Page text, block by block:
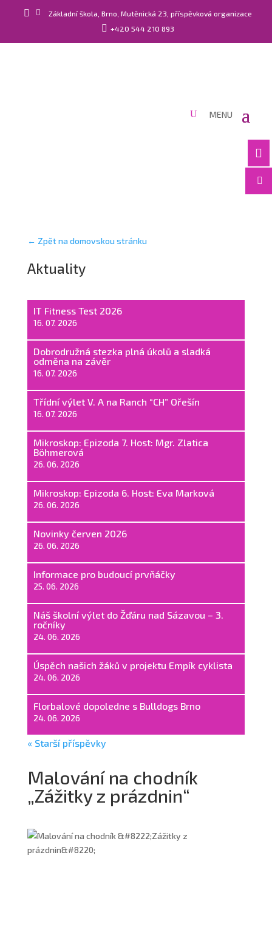
  Základní škola, Brno, Mutěnická 23, příspěvková organizace
 +420 544 210 893


← Zpět na domovskou stránku
Aktuality
IT Fitness Test 2026
16. 07. 2026
Dobrodružná stezka plná úkolů a sladká
odměna na závěr
16. 07. 2026
Třídní výlet V. A na Ranch “CH” Ořešín
16. 07. 2026
Mikroskop: Epizoda 7. Host: Mgr. Zlatica
Böhmerová
26. 06. 2026
Mikroskop: Epizoda 6. Host: Eva Marková
26. 06. 2026
Novinky červen 2026
26. 06. 2026
Informace pro budoucí prvňáčky
25. 06. 2026
Náš školní výlet do Žďáru nad Sázavou – 3.
ročníky
24. 06. 2026
Úspěch našich žáků v projektu Empík cyklista
24. 06. 2026
Florbalové dopoledne s Bulldogs Brno
24. 06. 2026
« Starší příspěvky
Malování na chodník
„Zážitky z prázdnin“